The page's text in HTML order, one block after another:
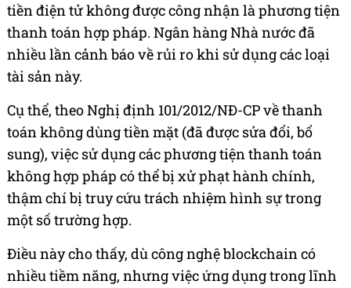
tiền điện tử không được công nhận là phương tiện
thanh toán hợp pháp. Ngân hàng Nhà nước đã
nhiều lần cảnh báo về rủi ro khi sử dụng các loại
tài sản này.
Cụ thể, theo Nghị định 101/2012/NĐ-CP về thanh
toán không dùng tiền mặt (đã được sửa đổi, bổ
sung), việc sử dụng các phương tiện thanh toán
không hợp pháp có thể bị xử phạt hành chính,
thậm chí bị truy cứu trách nhiệm hình sự trong
một số trường hợp.
Điều này cho thấy, dù công nghệ blockchain có
nhiều tiềm năng, nhưng việc ứng dụng trong lĩnh